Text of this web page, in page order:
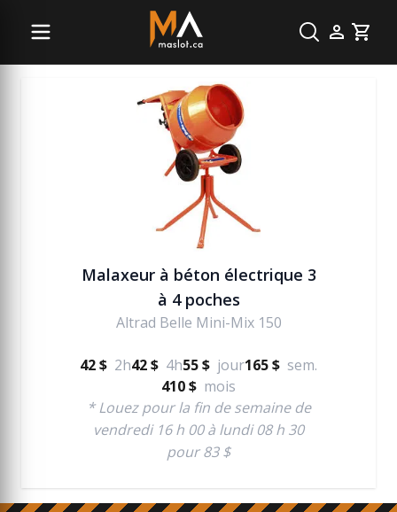
Cart
Béton
Malaxeur à béton électrique 3
à 4 poches
Altrad Belle Mini-Mix 150
42 $ 2h42 $ 4h55 $ jour165 $ sem.
410 $ mois
* Louez pour la fin de semaine de
vendredi 16 h 00 à lundi 08 h 30
pour 83 $